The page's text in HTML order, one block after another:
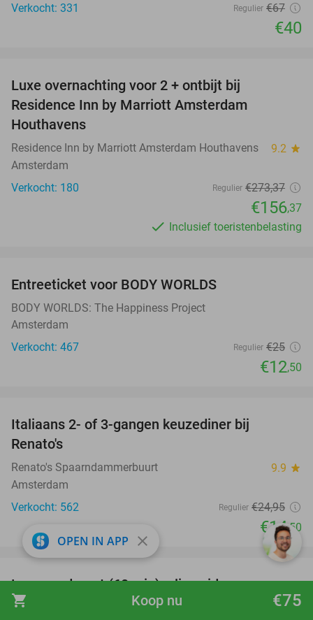
shopping_cart €75
Koop nu
Verkocht: 331
Regulier €67
€40
Luxe overnachting voor 2 + ontbijt bij
Residence Inn by Marriott Amsterdam
Houthavens
Residence Inn by Marriott Amsterdam Houthavens 9.2 star
Amsterdam
Verkocht: 180
Regulier €273,37
€156,37
Inclusief toeristenbelasting
Entreeticket voor BODY WORLDS
BODY WORLDS: The Happiness Project
Amsterdam
Verkocht: 467
Regulier €25
€12,50
Italiaans 2- of 3-gangen keuzediner bij
Renato's
Renato's Spaarndammerbuurt 9.9 star
Amsterdam
Verkocht: 562
Regulier €24,95
€14,50
38%
favorite_border
Luxe rondvaart (60 min) + live gids +
(cocktail)bar aan boord
OPEN IN APP close